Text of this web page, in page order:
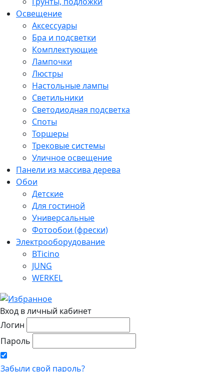
Освещение
Аксессуары
Бра и подсветки
Комплектующие
Лампочки
Люстры
Настольные лампы
Светильники
Светодиодная подсветка
Споты
Торшеры
Трековые системы
Уличное освещение
Панели из массива дерева
Обои
Детские
Для гостиной
Универсальные
Фотообои (фрески)
Электрооборудование
BTicino
JUNG
WERKEL
Вход в личный кабинет
Логин
Пароль
Забыли свой пароль?